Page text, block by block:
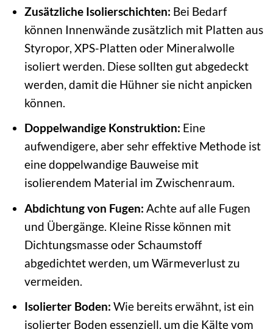
Zusätzliche Isolierschichten: Bei Bedarf
können Innenwände zusätzlich mit Platten aus
Styropor, XPS-Platten oder Mineralwolle
isoliert werden. Diese sollten gut abgedeckt
werden, damit die Hühner sie nicht anpicken
können.
Doppelwandige Konstruktion: Eine
aufwendigere, aber sehr effektive Methode ist
eine doppelwandige Bauweise mit
isolierendem Material im Zwischenraum.
Abdichtung von Fugen: Achte auf alle Fugen
und Übergänge. Kleine Risse können mit
Dichtungsmasse oder Schaumstoff
abgedichtet werden, um Wärmeverlust zu
vermeiden.
Isolierter Boden: Wie bereits erwähnt, ist ein
isolierter Boden essenziell, um die Kälte vom